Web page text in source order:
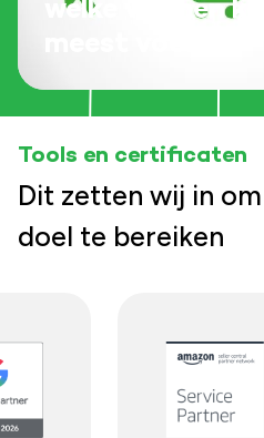
welke vormen
Tools en certificaten
Dit zetten wij in
doel te bereiken